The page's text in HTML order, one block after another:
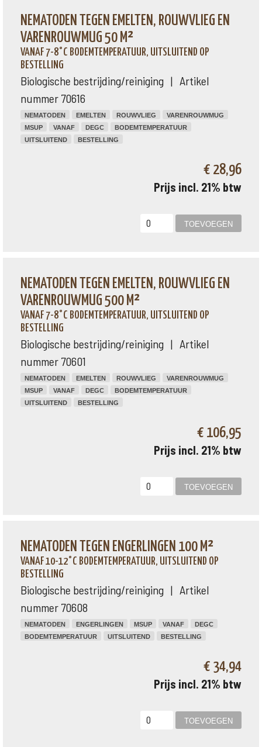
NEMATODEN TEGEN EMELTEN, ROUWVLIEG EN
VARENROUWMUG 50 M²
VANAF 7-8°C BODEMTEMPERATUUR, UITSLUITEND OP
BESTELLING
Biologische bestrijding/reiniging | Artikel
nummer 70616
NEMATODEN EMELTEN ROUWVLIEG
VARENROUWMUG
MSUP
VANAF DEGC
BODEMTEMPERATUUR
UITSLUITEND
BESTELLING
€ 28,96
Prijs incl. 21% btw
NEMATODEN TEGEN EMELTEN, ROUWVLIEG EN
VARENROUWMUG 500 M²
VANAF 7-8°C BODEMTEMPERATUUR, UITSLUITEND OP
BESTELLING
Biologische bestrijding/reiniging | Artikel
nummer 70601
NEMATODEN EMELTEN ROUWVLIEG
VARENROUWMUG
MSUP
VANAF DEGC
BODEMTEMPERATUUR
UITSLUITEND
BESTELLING
€ 106,95
Prijs incl. 21% btw
NEMATODEN TEGEN ENGERLINGEN 100 M²
VANAF 10-12°C BODEMTEMPERATUUR, UITSLUITEND OP
BESTELLING
Biologische bestrijding/reiniging | Artikel
nummer 70608
NEMATODEN ENGERLINGEN MSUP VANAF
DEGC
BODEMTEMPERATUUR
UITSLUITEND BESTELLING
€ 34,94
Prijs incl. 21% btw